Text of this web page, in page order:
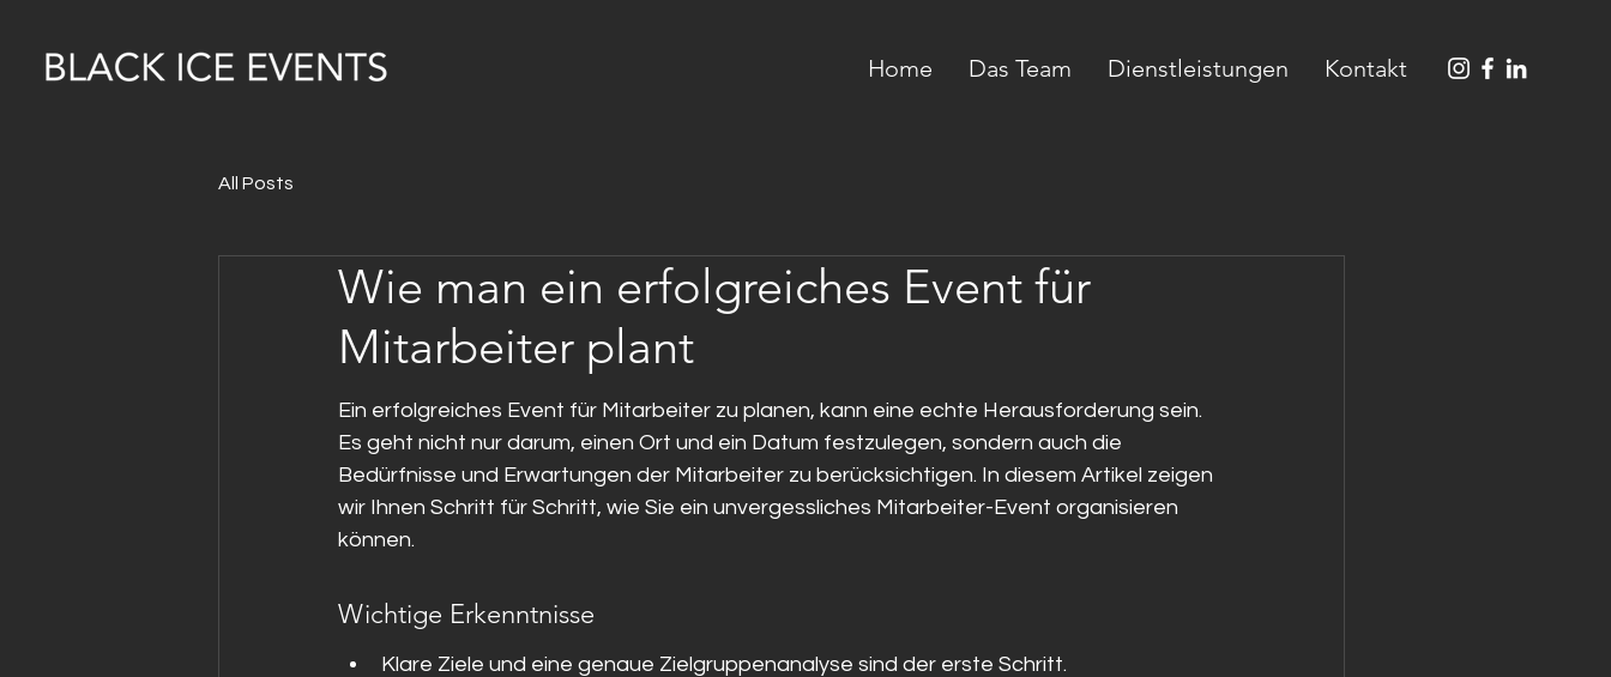
Home Das Team Dienstleistungen Kontakt
All Posts
Wie man ein erfolgreiches Event für
Mitarbeiter plant
Ein erfolgreiches Event für Mitarbeiter zu planen, kann eine echte Herausforderung sein.
Es geht nicht nur darum, einen Ort und ein Datum festzulegen, sondern auch die
Bedürfnisse und Erwartungen der Mitarbeiter zu berücksichtigen. In diesem Artikel zeigen
wir Ihnen Schritt für Schritt, wie Sie ein unvergessliches Mitarbeiter-Event organisieren
können.
Wichtige Erkenntnisse
Klare Ziele und eine genaue Zielgruppenanalyse sind der erste Schritt.